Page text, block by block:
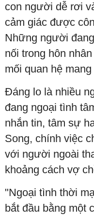
con người dễ rơi
cảm giác được
Những người
nối trong hôn
mối quan hệ
Đáng lo là nhiều
đang ngoại tình
nhắn tin, tâm sự
Song, chính việc
với người ngoài
khoảng cách vợ
"Ngoại tình thời
bắt đầu bằng một